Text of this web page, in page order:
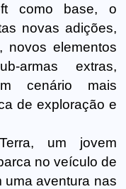
como base, o
novas adições,
novos elementos
armas extras,
cenário mais
de exploração e
um jovem
no veículo de
uma aventura nas